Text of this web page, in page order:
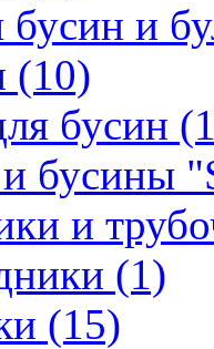
и
(10)
бусин
бусины
и
(1)
(15)